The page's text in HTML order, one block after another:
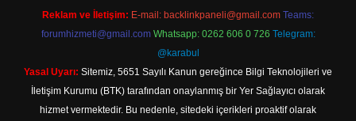
Reklam ve İletişim: E-mail: backlinkpaneli@gmail.com Teams:
forumhizmeti@gmail.com Whatsapp: 0262 606 0 726 Telegram:
@karabul
Yasal Uyarı: Sitemiz, 5651 Sayılı Kanun gereğince Bilgi Teknolojileri ve
İletişim Kurumu (BTK) tarafından onaylanmış bir Yer Sağlayıcı olarak
hizmet vermektedir. Bu nedenle, sitedeki içerikleri proaktif olarak